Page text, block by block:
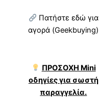
Πατήστε εδώ για
αγορά (Geekbuying)
ΠΡΟΣΟΧΗ Mini
οδηγίες για σωστή
παραγγελία.